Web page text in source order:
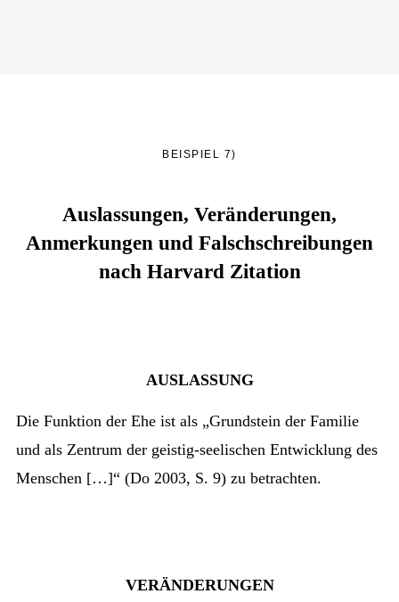
BEISPIEL 7)
Auslassungen, Veränderungen,
Anmerkungen und Falschschreibungen
nach Harvard Zitation
AUSLASSUNG
Die Funktion der Ehe ist als „Grundstein der Familie
und als Zentrum der geistig-seelischen Entwicklung des
Menschen […]“ (Do 2003, S. 9) zu betrachten.
VERÄNDERUNGEN